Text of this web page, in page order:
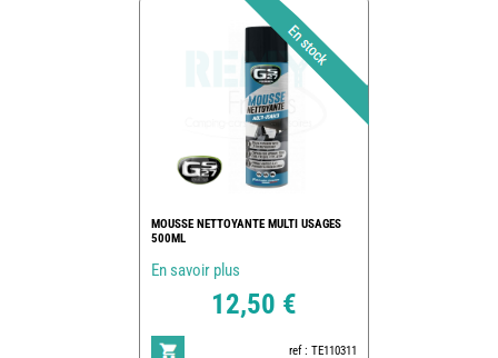
MOUSSE NETTOYANTE MULTI USAGES
500ML
En savoir plus
12,50 €
ref : TE110311